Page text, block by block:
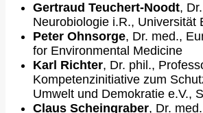
Gertraud Teuchert-Noodt,
Neurobiologie i.R., Universität
Peter Ohnsorge, Dr. med.,
for Environmental Medicine
Karl Richter, Dr. phil.,
Kompetenzinitiative zum
Umwelt und Demokratie e.V.,
Claus Scheingraber, Dr.